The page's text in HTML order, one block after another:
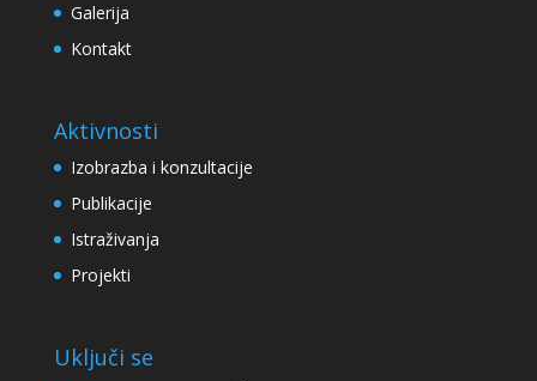
Galerija
Kontakt
Aktivnosti
Izobrazba i konzultacije
Publikacije
Istraživanja
Projekti
Uključi se